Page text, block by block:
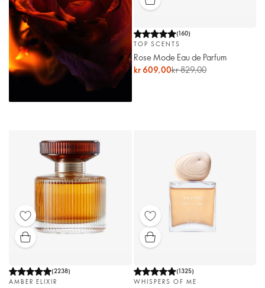
(160)
TOP SCENTS
Rose Mode Eau de Parfum
kr 609,00kr 829,00
(2238)
AMBER ELIXIR
(1325)
WHISPERS OF ME